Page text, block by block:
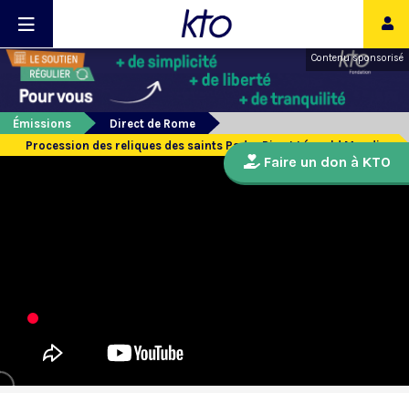
Contenu sponsorisé
Émissions
Direct de Rome
Procession des reliques des saints Padre Pio et Léopold Mandic
Faire un don à KTO